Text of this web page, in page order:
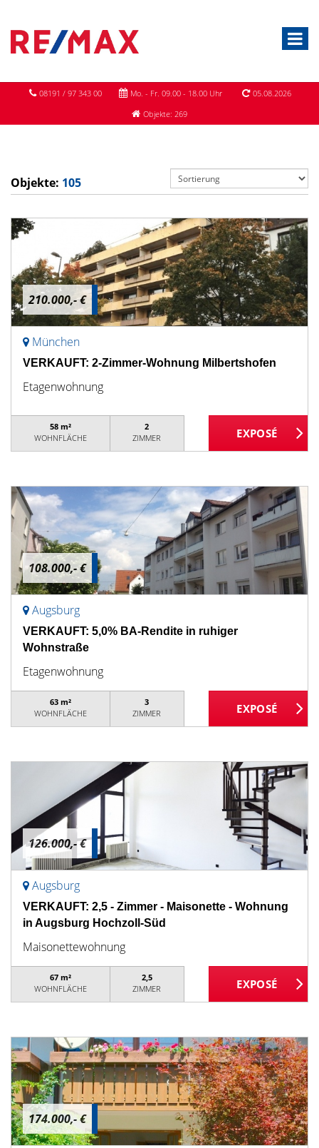
08191 / 97 343 00 Mo. - Fr. 09.00 - 18.00 Uhr
05.08.2026
Objekte: 269
Objekte: 105
210.000,- €
München
VERKAUFT: 2-Zimmer-Wohnung Milbertshofen
Etagenwohnung
58 m²
WOHNFLÄCHE
2
ZIMMER
108.000,- €
Augsburg
VERKAUFT: 5,0% BA-Rendite in ruhiger
Wohnstraße
Etagenwohnung
63 m²
WOHNFLÄCHE
3
ZIMMER
126.000,- €
Augsburg
VERKAUFT: 2,5 - Zimmer - Maisonette - Wohnung
in Augsburg Hochzoll-Süd
Maisonettewohnung
67 m²
WOHNFLÄCHE
2,5
ZIMMER
174.000,- €